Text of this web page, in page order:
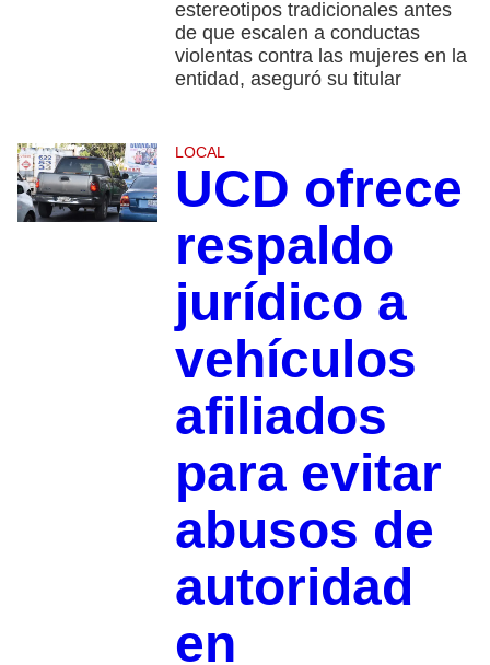
estereotipos tradicionales antes
de que escalen a conductas
violentas contra las mujeres en la
entidad, aseguró su titular
LOCAL
UCD ofrece
respaldo
jurídico a
vehículos
afiliados
para evitar
abusos de
autoridad
en